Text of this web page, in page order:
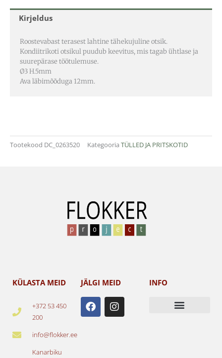
Kirjeldus
Roostevabast terasest lahtine tähekujuline otsik.
Kondiitrikoti otsikul puudub keevitus, mis tagab ühtlase ja
suurepärase töötulemuse.
Ø3 H.5mm
Ava läbimõõduga 12mm.
Tootekood DC_0263520 Kategooria TÜLLED JA PRITSKOTID
KÜLASTA MEID
+372 53 450
200
info@flokker.ee
Kanarbiku
JÄLGI MEID
F
a
c
I
n
s
INFO